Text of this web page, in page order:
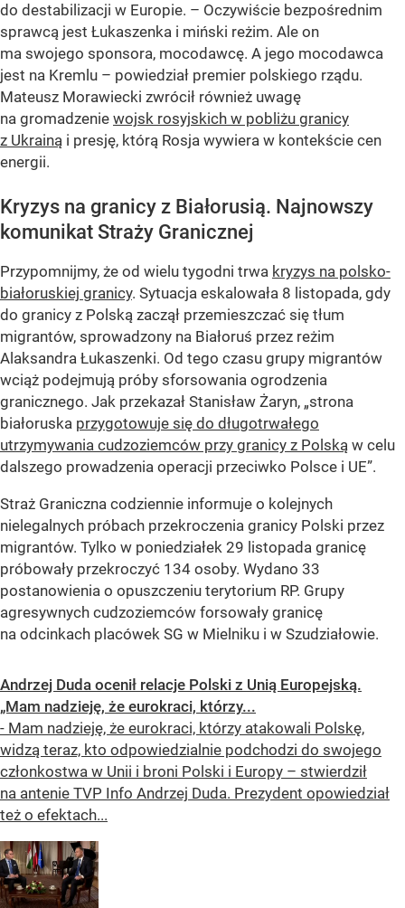
do destabilizacji w Europie. – Oczywiście bezpośrednim
sprawcą jest Łukaszenka i miński reżim. Ale on
ma swojego sponsora, mocodawcę. A jego mocodawca
jest na Kremlu – powiedział premier polskiego rządu.
Mateusz Morawiecki zwrócił również uwagę
na gromadzenie wojsk rosyjskich w pobliżu granicy
z Ukrainą i presję, którą Rosja wywiera w kontekście cen
energii.
Kryzys na granicy z Białorusią. Najnowszy
komunikat Straży Granicznej
Przypomnijmy, że od wielu tygodni trwa kryzys na polsko-
białoruskiej granicy. Sytuacja eskalowała 8 listopada, gdy
do granicy z Polską zaczął przemieszczać się tłum
migrantów, sprowadzony na Białoruś przez reżim
Alaksandra Łukaszenki. Od tego czasu grupy migrantów
wciąż podejmują próby sforsowania ogrodzenia
granicznego. Jak przekazał Stanisław Żaryn, „strona
białoruska przygotowuje się do długotrwałego
utrzymywania cudzoziemców przy granicy z Polską w celu
dalszego prowadzenia operacji przeciwko Polsce i UE”.
Straż Graniczna codziennie informuje o kolejnych
nielegalnych próbach przekroczenia granicy Polski przez
migrantów. Tylko w poniedziałek 29 listopada granicę
próbowały przekroczyć 134 osoby. Wydano 33
postanowienia o opuszczeniu terytorium RP. Grupy
agresywnych cudzoziemców forsowały granicę
na odcinkach placówek SG w Mielniku i w Szudziałowie.
Andrzej Duda ocenił relacje Polski z Unią Europejską.
„Mam nadzieję, że eurokraci, którzy...
- Mam nadzieję, że eurokraci, którzy atakowali Polskę,
widzą teraz, kto odpowiedzialnie podchodzi do swojego
członkostwa w Unii i broni Polski i Europy – stwierdził
na antenie TVP Info Andrzej Duda. Prezydent opowiedział
też o efektach...